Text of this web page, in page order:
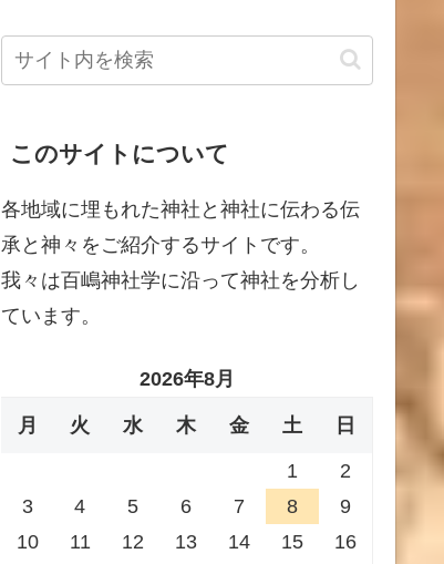
このサイトについて
各地域に埋もれた神社と神社に伝わる伝
承と神々をご紹介するサイトです。
我々は百嶋神社学に沿って神社を分析し
ています。
2026年8月
月 火 水 木 金 土 日
1
2
3
4 5 6 7 8
9
10
11 12 13 14 15
16